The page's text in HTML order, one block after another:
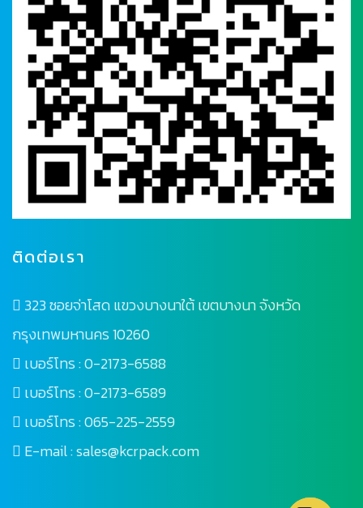
ติดต่อเรา
323 ซอยจ่าโสด แขวงบางนาใต้ เขตบางนา จังหวัด
กรุงเทพมหานคร 10260
เบอร์โทร :0-2173-6588
เบอร์โทร :0-2173-6589
เบอร์โทร :065-225-2559
E-mail :sales@kcrpack.com